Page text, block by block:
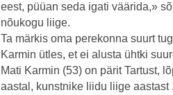
eest, püüan seda igati väärida,»
nõukogu liige.
Ta märkis oma perekonna suurt
Karmin ütles, et ei alusta ühtki
Mati Karmin (53) on pärit Tartust,
aastal, kunstnike liidu liige aastast